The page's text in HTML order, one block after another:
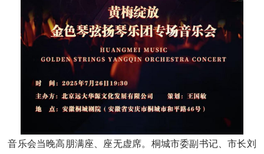
音乐会当晚高朋满座、座无虚席。桐城市委副书记、市长刘